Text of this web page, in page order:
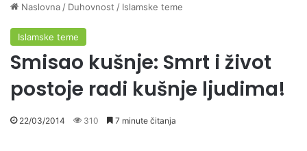
Naslovna / Duhovnost / Islamske teme
Islamske teme
Smisao kušnje: Smrt i život
postoje radi kušnje ljudima!
22/03/2014 310 7 minute čitanja